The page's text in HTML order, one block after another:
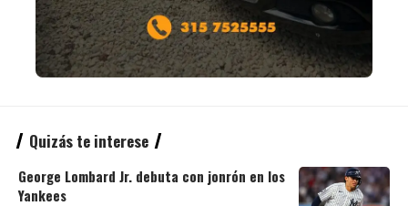
Quizás te interese
George Lombard Jr. debuta con jonrón en los
Yankees